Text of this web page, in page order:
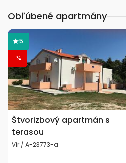
Obľúbené apartmány
Štvorizbový apartmán s
terasou
Vir / A-23773-a
5
%